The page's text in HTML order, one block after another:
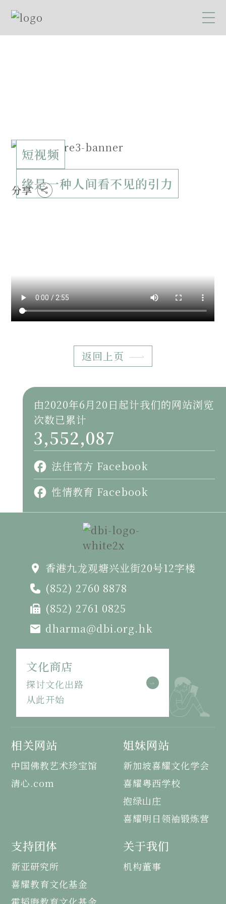
短视频
缘是一种人间看不见的引力
分享
返回上页
由2020年6月20日起计我们的网站浏览
次数已累计
3,552,087
法住官方 Facebook
性情教育 Facebook
香港九龙观塘兴业街20号12字楼
(852) 2760 8878
(852) 2761 0825
dharma@dbi.org.hk
文化商店
探讨文化出路
从此开始
相关网站
中国佛教艺术珍宝馆
清心.com
姐妹网站
新加坡喜耀文化学会
喜耀粤西学校
抱绿山庄
喜耀明日领袖锻炼营
支持团体
新亚研究所
喜耀教育文化基金
关于我们
机构董事